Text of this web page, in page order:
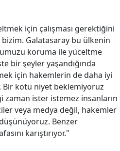
için çalışması gerektiğini
Galatasaray bu ülkenin
koruma ile yüceltme
bir şeyler yaşandığında
için hakemlerin de daha iyi
Bir kötü niyet beklemiyoruz
zaman ister istemez insanların
veya medya değil, hakemler
Benzer
karıştırıyor."